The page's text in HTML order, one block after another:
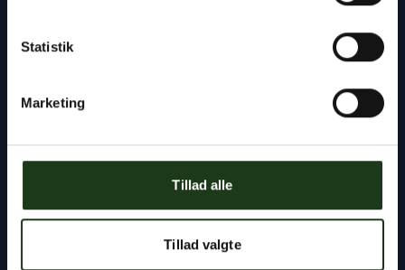
Statistik
Marketing
Tillad alle
Tillad valgte
Tlf:+45 47 33 30 77